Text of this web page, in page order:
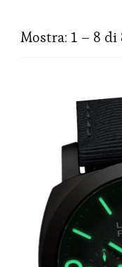
Mostra: 1 – 8